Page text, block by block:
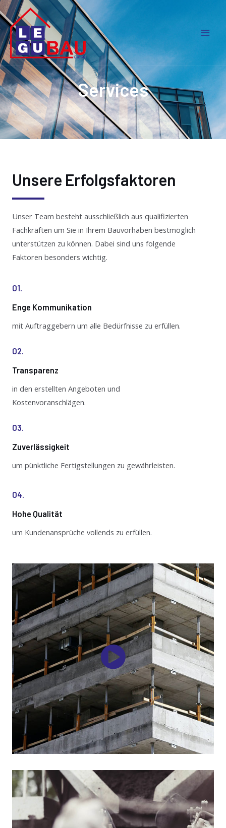
Services
Unsere Erfolgsfaktoren
Unser Team besteht ausschließlich aus qualifizierten
Fachkräften um Sie in Ihrem Bauvorhaben bestmöglich
unterstützen zu können. Dabei sind uns folgende
Faktoren besonders wichtig.
01.
Enge Kommunikation
mit Auftraggebern um alle Bedürfnisse zu erfüllen.
02.
Transparenz
in den erstellten Angeboten und
Kostenvoranschlägen.
03.
Zuverlässigkeit
um pünktliche Fertigstellungen zu gewährleisten.
04.
Hohe Qualität
um Kundenansprüche vollends zu erfüllen.